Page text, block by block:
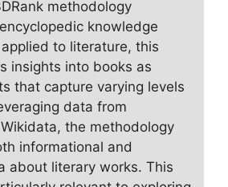
methodology
knowledge
to literature, this
insights into books as
that capture varying levels
data from
the methodology
informational and
about literary works. This